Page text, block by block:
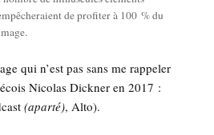
de pro­fi­ter à 100 % du
qui n’est pas sans me rap­pe­ler
Nico­las Dick­ner en 2017 :
(apar­té), Alto).